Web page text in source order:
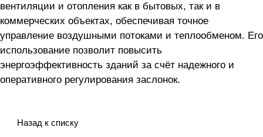
вентиляции и отопления как в бытовых, так и в
коммерческих объектах, обеспечивая точное
управление воздушными потоками и теплообменом. Его
использование позволит повысить
энергоэффективность зданий за счёт надежного и
оперативного регулирования заслонок.
Назад к списку